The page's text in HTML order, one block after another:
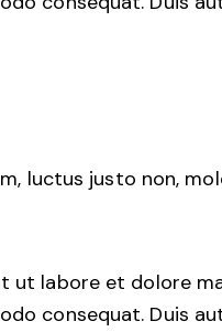
luctus justo non,
labore et dolore
consequat. Duis